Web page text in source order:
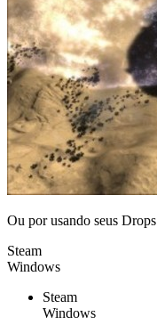
Ou porusando seus Drops
Steam
Windows
Steam
Windows